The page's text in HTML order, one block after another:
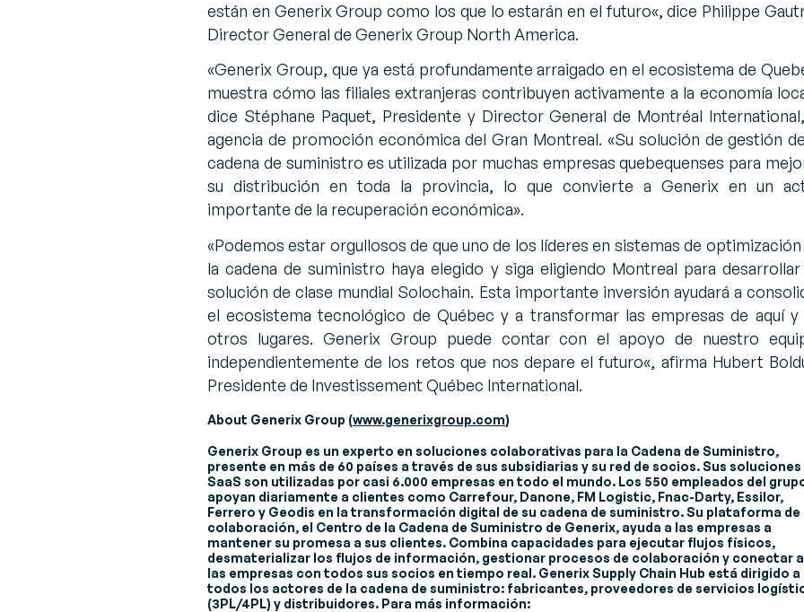
están en Generix Group como los que lo estarán en el futuro«, dice Philippe
Director General de Generix Group North America.
«Generix Group, que ya está profundamente arraigado en el ecosistema de
muestra cómo las filiales extranjeras contribuyen activamente a la economía
dice Stéphane Paquet, Presidente y Director General de Montréal
agencia de promoción económica del Gran Montreal. «Su solución de gestión
cadena de suministro es utilizada por muchas empresas quebequenses para
su distribución en toda la provincia, lo que convierte a Generix en un
importante de la recuperación económica».
«Podemos estar orgullosos de que uno de los líderes en sistemas de optimización
la cadena de suministro haya elegido y siga eligiendo Montreal para desarrollar
solución de clase mundial Solochain. Esta importante inversión ayudará a
el ecosistema tecnológico de Québec y a transformar las empresas de aquí y
otros lugares. Generix Group puede contar con el apoyo de nuestro
independientemente de los retos que nos depare el futuro«, afirma Hubert
Presidente de Investissement Québec International.
About Generix Group (www.generixgroup.com)
Generix Group es un experto en soluciones colaborativas para la Cadena de Suministro,
presente en más de 60 países a través de sus subsidiarias y su red de socios. Sus soluciones
SaaS son utilizadas por casi 6.000 empresas en todo el mundo. Los 550 empleados del
apoyan diariamente a clientes como Carrefour, Danone, FM Logistic, Fnac-Darty, Essilor,
Ferrero y Geodis en la transformación digital de su cadena de suministro. Su plataforma de
colaboración, el Centro de la Cadena de Suministro de Generix, ayuda a las empresas a
mantener su promesa a sus clientes. Combina capacidades para ejecutar flujos físicos,
desmaterializar los flujos de información, gestionar procesos de colaboración y conectar a
las empresas con todos sus socios en tiempo real. Generix Supply Chain Hub está dirigido a
todos los actores de la cadena de suministro: fabricantes, proveedores de servicios
(3PL/4PL) y distribuidores. Para más información: